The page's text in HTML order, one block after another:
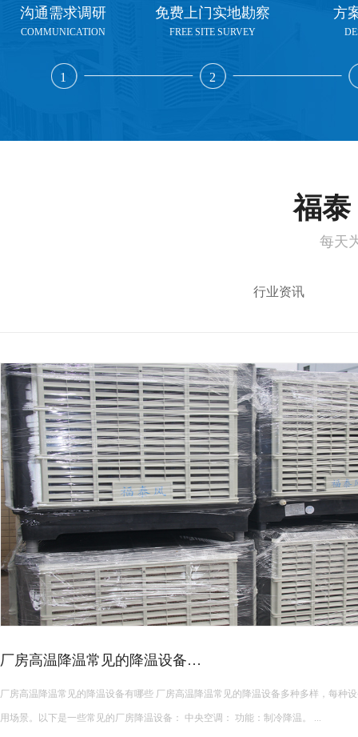
沟通需求调研
COMMUNICATION
1
免费上门实地勘察
FREE SITE SURVEY
2
方
福泰
每天
行业资讯
皮革车间降温措施有哪些？
皮革车间使用蒸发冷空调的降温措施及相关要点如下： 设备选型 根据面积：如果车间面积较小，如 200 平方
米以下，可选择单台小型蒸发冷空调。若车间面积较大，如 1000 平方米以上，可能